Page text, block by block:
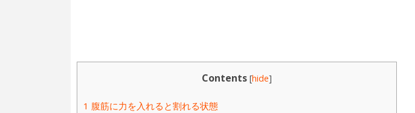
Contents [hide]
1 腹筋に力を入れると割れる状態